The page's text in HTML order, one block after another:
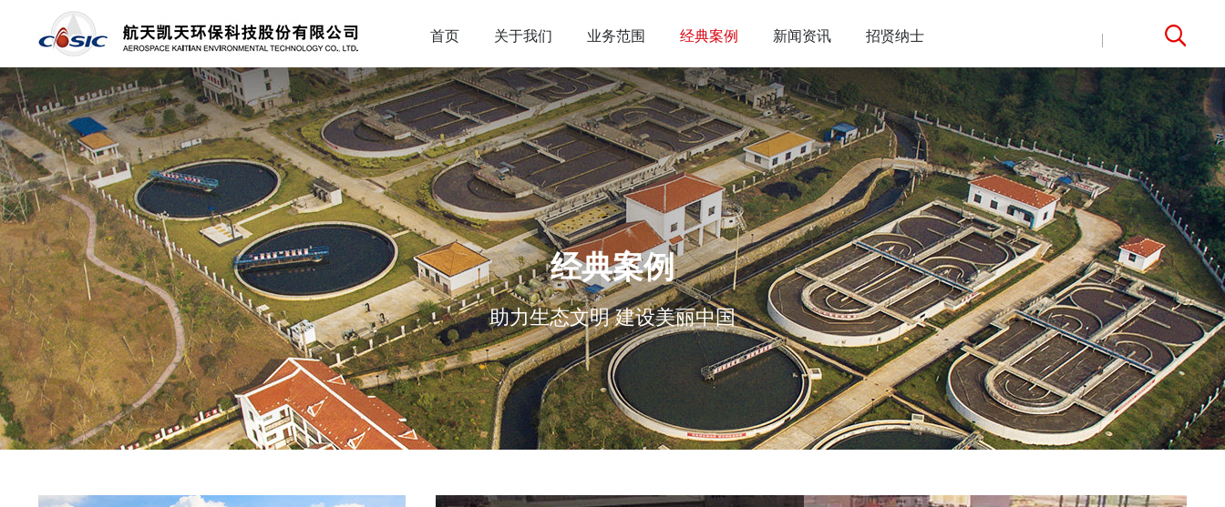
首页 关于我们 业务范围 经典案例 新闻资讯 招贤纳士
经典案例
助力生态文明 建设美丽中国